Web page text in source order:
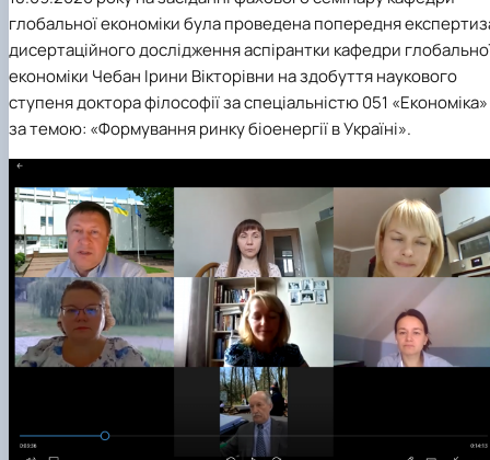
Сторінка аспіранта
глобальної економіки була проведена попередня
дисертаційного дослідження аспірантки кафедри
економіки Чебан Ірини Вікторівни на здобуття наукового
ступеня доктора філософії за спеціальністю 051 «Економіка»
за темою: «Формування ринку біоенергії в Україні».